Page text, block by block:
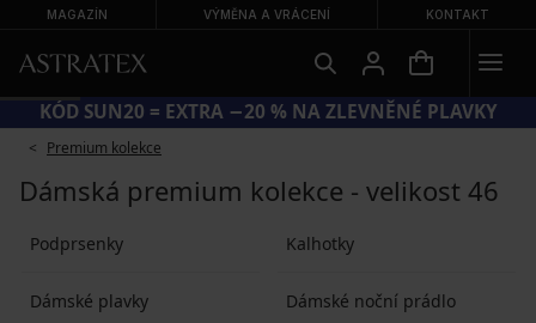
MAGAZÍN VÝMĚNA A VRÁCENÍ KONTAKT
KÓD SUN20 = EXTRA −20 % NA ZLEVNĚNÉ PLAVKY
Premium kolekce
Dámská premium kolekce - velikost 46
Podprsenky Kalhotky
Dámské plavky Dámské noční prádlo